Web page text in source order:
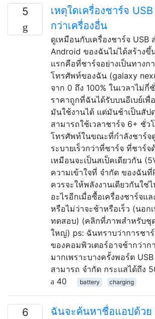
5
เหตุใดเครื่องชาร์จ
กว่าเครื่องอื่น
ดูเหมือนกับเครื่องชาร์จ USB
Android ของฉันไม่ได้สร้างขึ้
แรกคือที่ชาร์จอย่างเป็นทางก
โทรศัพท์ของฉัน (galaxy
จาก 0 ถึง 100% ในเวลาไม่กี่
ราคาถูกที่ฉันได้รับบนอีเบย์เพื่
มันใช้งานได้ แต่มันช้าเป็นสัป
สามารถใช้เวลาชาร์จ 6+ ชั่ว
โทรศัพท์ในขณะที่กำลังชาร์จ
ระบายเร็วกว่าที่ชาร์จ ที่ชาร์จ
เหมือนจะเป็นสเป็คเดียวกัน
ความเข้าใจที่ จำกัด ของฉันที่
ควรจะให้พลังงานเดียวกันใช่
อะไรอีกเมื่อซื้อเครื่องชาร์จแ
หรือไม่ว่าจะช้าหรือเร็ว (นอก
ทดสอบ) (คลิกที่ภาพสำหรับชุ
ใหญ่) ps: ฉันทราบว่าการชา
ของคอมพิวเตอร์อาจช้ากว่าก
มากเพราะบางครั้งพอร์ต
สามารถ จำกัด กระแสได้ถึง
40
battery charging
6
ฉันจะค้นหาชื่อแอปด้วย